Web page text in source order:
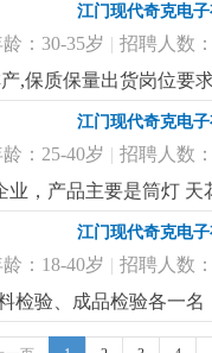
江门现代奇克电
：30-35岁 | 招聘人数
,保质保量出货岗位要
江门现代奇克电
：25-40岁 | 招聘人数
业，产品主要是筒灯
司现诚招仓管员1名
任心，工作细心，保
男士更适合 更详细...
江门现代奇克电
：18-40岁 | 招聘人数
检验、成品检验各一
材料和检验设备的使